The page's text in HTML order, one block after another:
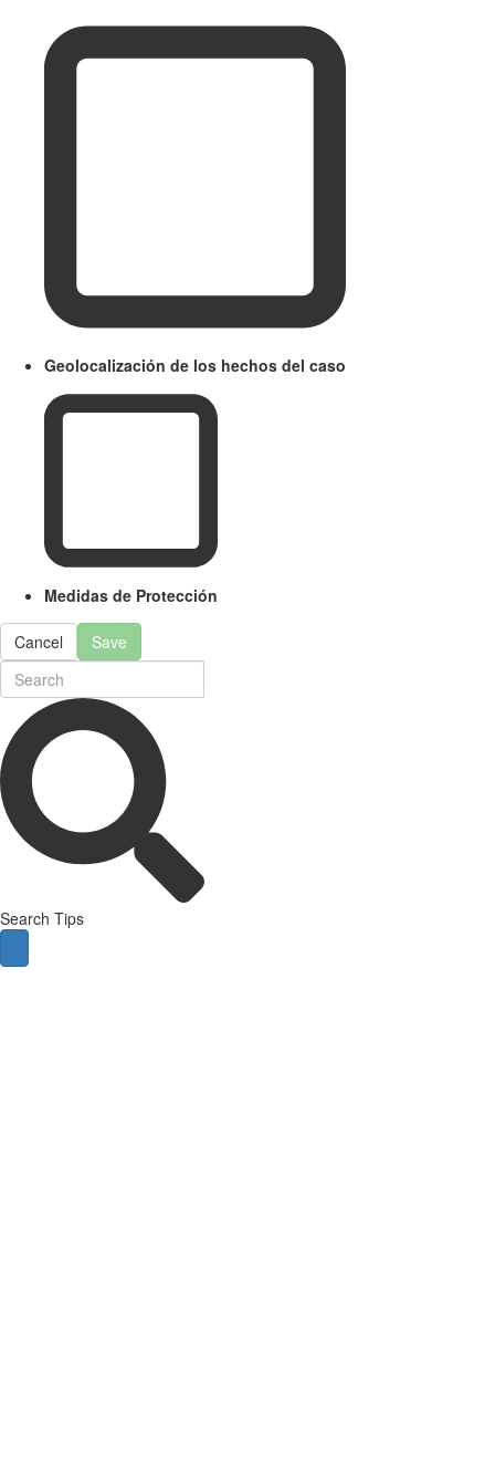
Geolocalización de los hechos del caso
Medidas de Protección
Cancel Save
Search Tips